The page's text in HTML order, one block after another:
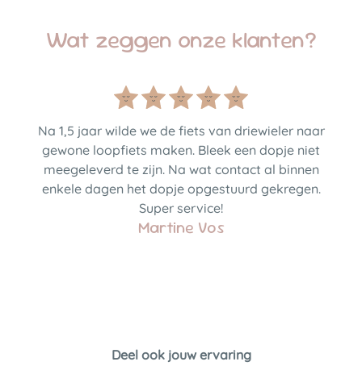
Wat zeggen onze klanten?
Na 1,5 jaar wilde we de fiets van driewieler naar
gewone loopfiets maken. Bleek een dopje niet
meegeleverd te zijn. Na wat contact al binnen
enkele dagen het dopje opgestuurd gekregen.
Super service!
Martine Vos
Deel ook jouw ervaring